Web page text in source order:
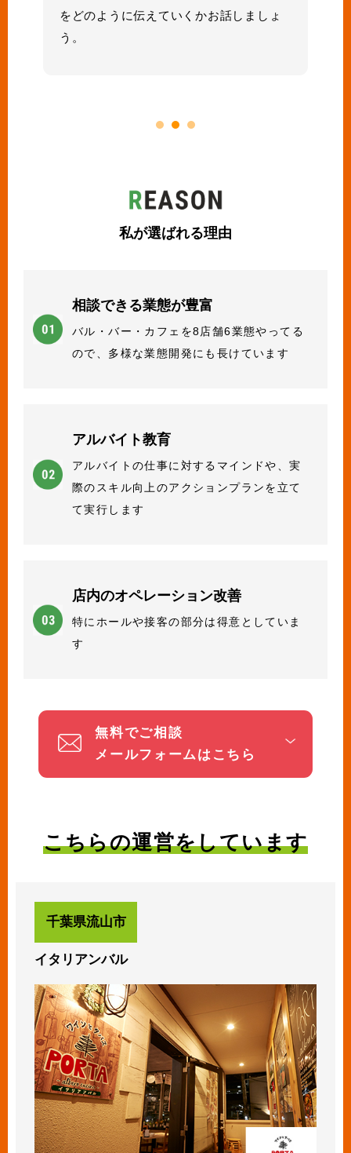
をどのように伝えていくかお話しましょ
う。
私が選ばれる理由
相談できる業態が豊富
バル・バー・カフェを8店舗6業態やってる
ので、多様な業態開発にも長けています
アルバイト教育
アルバイトの仕事に対するマインドや、実
際のスキル向上のアクションプランを立て
て実行します
店内のオペレーション改善
特にホールや接客の部分は得意としていま
す
無料でご相談
メールフォームはこちら
こちらの運営をしています
千葉県流山市
イタリアンバル